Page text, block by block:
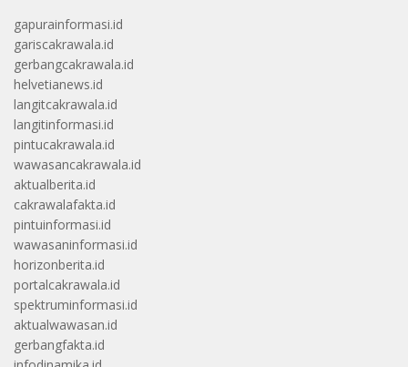
gapurainformasi.id
gariscakrawala.id
gerbangcakrawala.id
helvetianews.id
langitcakrawala.id
langitinformasi.id
pintucakrawala.id
wawasancakrawala.id
aktualberita.id
cakrawalafakta.id
pintuinformasi.id
wawasaninformasi.id
horizonberita.id
portalcakrawala.id
spektruminformasi.id
aktualwawasan.id
gerbangfakta.id